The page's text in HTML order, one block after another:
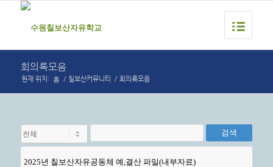
회의록모음
현재 위치: 홈 / 칠보산커뮤니티 / 회의록모음
검색
2025년 칠보산자유공동체 예,결산 파일(내부자료)